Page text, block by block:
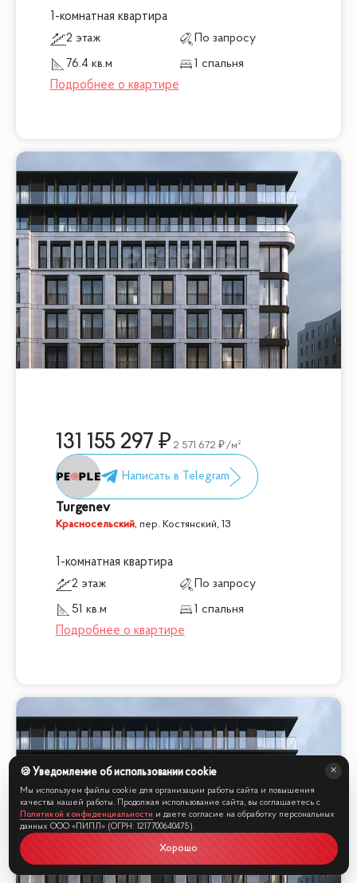
1-комнатная квартира
2 этаж
По запросу
76.4 кв.м
1 спальня
131 155 297 2 571 672 /м²
Turgenev
Красносельский, пер. Костянский, 13
1-комнатная квартира
2 этаж
По запросу
51 кв.м
1 спальня
🍪 Уведомление об использовании cookie
Мы используем файлы cookie для организации работы сайта и повышения
качества нашей работы. Продолжая использование сайта, вы соглашаетесь с
Политикой конфиденциальности и даете согласие на обработку персональных
данных ООО «ПИПЛ» (ОГРН: 1217700640475).
Хорошо